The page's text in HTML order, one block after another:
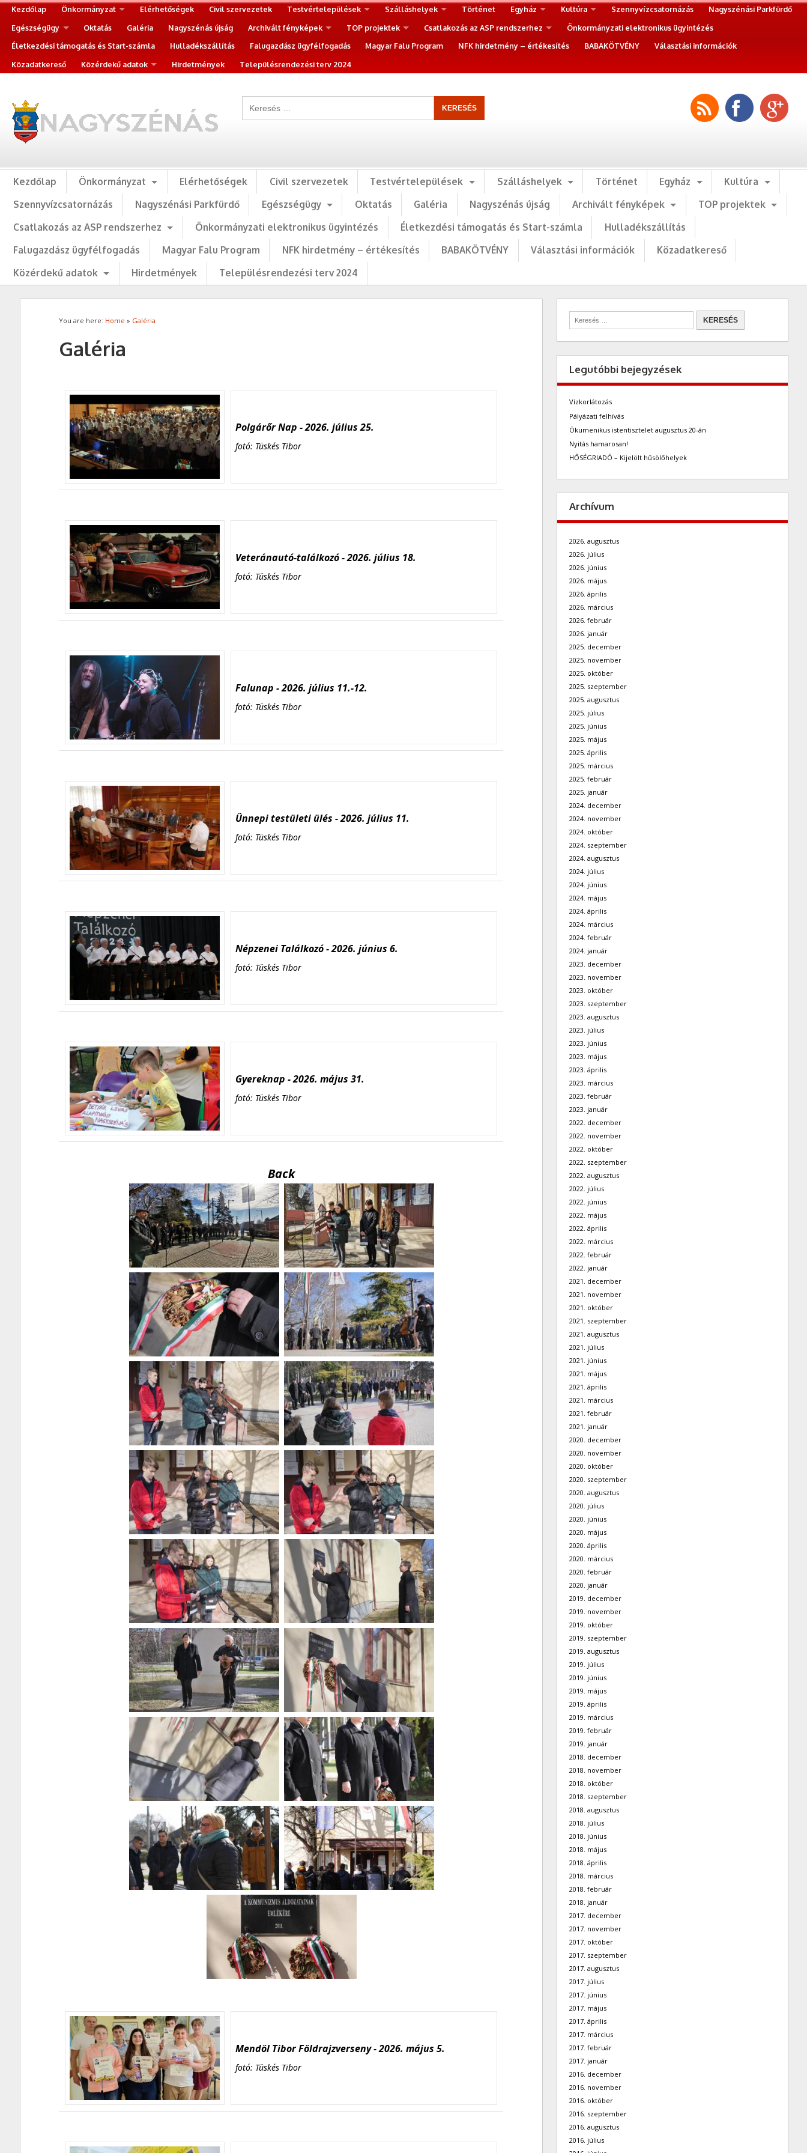
Kezdőlap Önkormányzat Elérhetőségek Civil szervezetek Testvértelepülések Szálláshelyek Történet Egyház Kultúra Szennyvízcsatornázás
Nagyszénási Parkfürdő
Egészségügy
Oktatás Galéria Nagyszénás újság Archivált fényképek TOP projektek Csatlakozás az ASP rendszerhez
Önkormányzati elektronikus ügyintézés
Életkezdési támogatás és Start-számla
Hulladékszállítás Falugazdász ügyfélfogadás Magyar Falu Program NFK hirdetmény – értékesítés BABAKÖTVÉNY
Választási információk
Közadatkereső
Közérdekű adatok Hirdetmények Településrendezési terv 2024
Kezdőlap Önkormányzat Elérhetőségek Civil szervezetek Testvértelepülések Szálláshelyek Történet Egyház
Kultúra
Szennyvízcsatornázás
Nagyszénási Parkfürdő Egészségügy Oktatás Galéria Nagyszénás újság Archivált fényképek
TOP projektek
Csatlakozás az ASP rendszerhez
Önkormányzati elektronikus ügyintézés Életkezdési támogatás és Start-számla
Hulladékszállítás
Falugazdász ügyfélfogadás
Magyar Falu Program NFK hirdetmény – értékesítés BABAKÖTVÉNY Választási információk
Közadatkereső
Közérdekű adatok
Hirdetmények Településrendezési terv 2024
You are here: Home » Galéria
Galéria
Polgárőr Nap - 2026. július 25.
fotó: Tüskés Tibor
Veteránautó-találkozó - 2026. július 18.
fotó: Tüskés Tibor
Falunap - 2026. július 11.-12.
fotó: Tüskés Tibor
Ünnepi testületi ülés - 2026. július 11.
fotó: Tüskés Tibor
Népzenei Találkozó - 2026. június 6.
fotó: Tüskés Tibor
Gyereknap - 2026. május 31.
fotó: Tüskés Tibor
Back
Mendöl Tibor Földrajzverseny - 2026. május 5.
fotó: Tüskés Tibor
Legutóbbi bejegyzések
Vízkorlátozás
Pályázati felhívás
Ökumenikus istentisztelet augusztus 20-án
Nyitás hamarosan!
HŐSÉGRIADÓ – Kijelölt hűsölőhelyek
Archívum
2026. augusztus
2026. július
2026. június
2026. május
2026. április
2026. március
2026. február
2026. január
2025. december
2025. november
2025. október
2025. szeptember
2025. augusztus
2025. július
2025. június
2025. május
2025. április
2025. március
2025. február
2025. január
2024. december
2024. november
2024. október
2024. szeptember
2024. augusztus
2024. július
2024. június
2024. május
2024. április
2024. március
2024. február
2024. január
2023. december
2023. november
2023. október
2023. szeptember
2023. augusztus
2023. július
2023. június
2023. május
2023. április
2023. március
2023. február
2023. január
2022. december
2022. november
2022. október
2022. szeptember
2022. augusztus
2022. július
2022. június
2022. május
2022. április
2022. március
2022. február
2022. január
2021. december
2021. november
2021. október
2021. szeptember
2021. augusztus
2021. július
2021. június
2021. május
2021. április
2021. március
2021. február
2021. január
2020. december
2020. november
2020. október
2020. szeptember
2020. augusztus
2020. július
2020. június
2020. május
2020. április
2020. március
2020. február
2020. január
2019. december
2019. november
2019. október
2019. szeptember
2019. augusztus
2019. július
2019. június
2019. május
2019. április
2019. március
2019. február
2019. január
2018. december
2018. november
2018. október
2018. szeptember
2018. augusztus
2018. július
2018. június
2018. május
2018. április
2018. március
2018. február
2018. január
2017. december
2017. november
2017. október
2017. szeptember
2017. augusztus
2017. július
2017. június
2017. május
2017. április
2017. március
2017. február
2017. január
2016. december
2016. november
2016. október
2016. szeptember
2016. augusztus
2016. július